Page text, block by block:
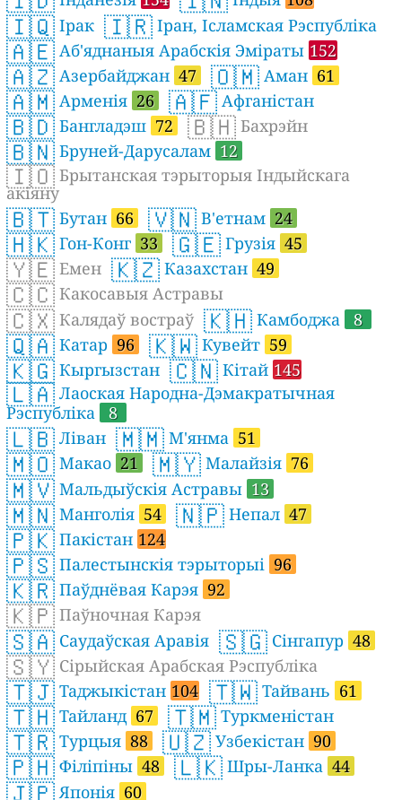
🇮🇶 Ірак 🇮🇷 Іран, Ісламская Рэспубліка
🇦🇪 Аб'яднаныя Арабскія Эміраты 152
🇦🇿 Азербайджан 47 🇴🇲 Аман 61
🇦🇲 Арменія 26 🇦🇫 Афганістан
🇧🇩 Бангладэш 72 🇧🇭 Бахрэйн
🇧🇳 Бруней-Дарусалам 12
🇮🇴 Брытанская тэрыторыя Індыйскага
акіяну
🇧🇹 Бутан 66 🇻🇳 В'етнам 24
🇭🇰 Гон-Конг 33 🇬🇪 Грузія 45
🇾🇪 Емен 🇰🇿 Казахстан 49
🇨🇨 Какосавыя Астравы
🇨🇽 Калядаў востраў 🇰🇭 Камбоджа 8
🇶🇦 Катар 96 🇰🇼 Кувейт 59
🇰🇬 Кыргызстан 🇨🇳 Кітай 145
🇱🇦 Лаоская Народна-Дэмакратычная
Рэспубліка
8
🇱🇧 Ліван 🇲🇲 М'янма 51
🇲🇴 Макао 21 🇲🇾 Малайзія 76
🇲🇻 Мальдыўскія Астравы 13
🇲🇳 Манголія 54 🇳🇵 Непал 47
🇵🇰 Пакістан 124
🇵🇸 Палестынскія тэрыторыі 96
🇰🇷 Паўднёвая Карэя 92
🇰🇵 Паўночная Карэя
🇸🇦 Саудаўская Аравія 🇸🇬 Сінгапур 48
🇸🇾 Сірыйская Арабская Рэспубліка
🇹🇯 Таджыкістан 104 🇹🇼 Тайвань 61
🇹🇭 Тайланд 67 🇹🇲 Туркменістан
🇹🇷 Турцыя 88 🇺🇿 Узбекістан 90
🇵🇭 Філіпіны 48 🇱🇰 Шры-Ланка 44
🇯🇵 Японія 60